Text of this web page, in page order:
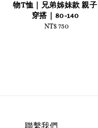
物T恤｜兄弟姊妹款 親子
穿搭｜80-140
Regular
NT$ 750
聯繫我們